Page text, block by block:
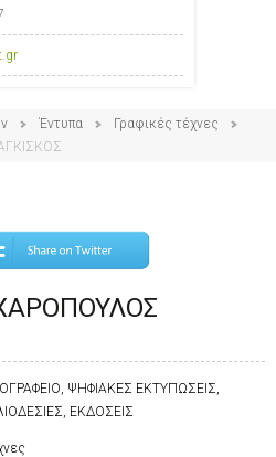
Έντυπα
Γραφικές τέχνες
ΨΗΦΙΑΚΕΣ ΕΚΤΥΠΩΣΕΙΣ,
ΕΚΔΟΣΕΙΣ